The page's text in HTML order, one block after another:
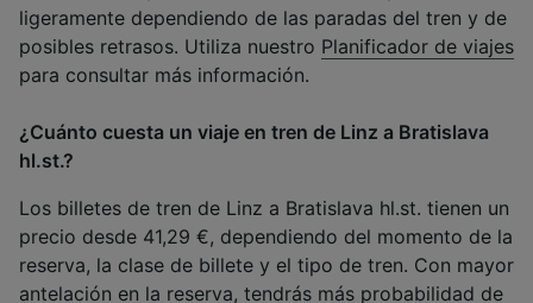
ligeramente dependiendo de las paradas del tren y de
posibles retrasos. Utiliza nuestro Planificador de viajes
para consultar más información.
¿Cuánto cuesta un viaje en tren de Linz a Bratislava
hl.st.?
Los billetes de tren de Linz a Bratislava hl.st. tienen un
precio desde 41,29 €, dependiendo del momento de la
reserva, la clase de billete y el tipo de tren. Con mayor
antelación en la reserva, tendrás más probabilidad de